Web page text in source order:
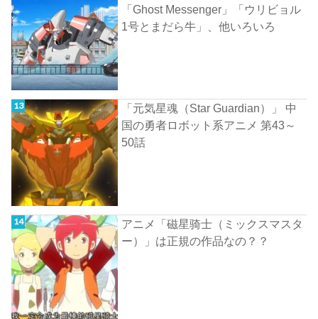
「Ghost Messenger」「ウリビョル
1号とまだら牛」、他いろいろ
「元気星魂（Star Guardian）」 中
国の勇者ロボット系アニメ 第43～
50話
アニメ「磁星骑士（ミックスマスタ
ー）」は正規の作品なの？？